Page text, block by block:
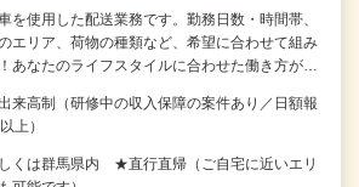
を使用した配送業務です。勤務日数・時間帯、
エリア、荷物の種類など、希望に合わせて組み
あなたのライフスタイルに合わせた働き方が…
高制（研修中の収入保障の案件あり／日額報
上）
くは群馬県内 ★直行直帰（ご自宅に近いエリ